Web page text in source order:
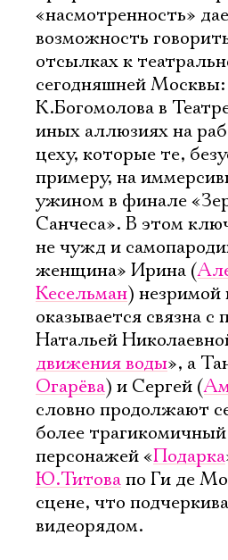
«насмотренность»
возможность
отсылках к
сегодняшней Москвы:
К.Богомолова в
иных аллюзиях на
цеху, которые те,
примеру, на
ужином в финале
Санчеса». В этом
не чужд и
женщина» Ирина (
Кесельман) незримой
оказывается связна с
Натальей
движения воды», а
Огарёва) и Сергей (
словно продолжают
более
персонажей «Подарка
Ю.Титовапо Ги де
сцене, что
видеорядом.